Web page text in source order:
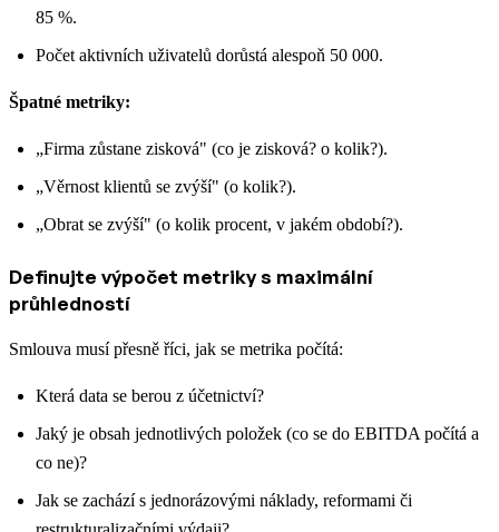
85 %.
Počet aktivních uživatelů dorůstá alespoň 50 000.
Špatné metriky:
„Firma zůstane zisková" (co je zisková? o kolik?).
„Věrnost klientů se zvýší" (o kolik?).
„Obrat se zvýší" (o kolik procent, v jakém období?).
Definujte výpočet metriky s maximální
průhledností
Smlouva musí přesně říci, jak se metrika počítá:
Která data se berou z účetnictví?
Jaký je obsah jednotlivých položek (co se do EBITDA počítá a
co ne)?
Jak se zachází s jednorázovými náklady, reformami či